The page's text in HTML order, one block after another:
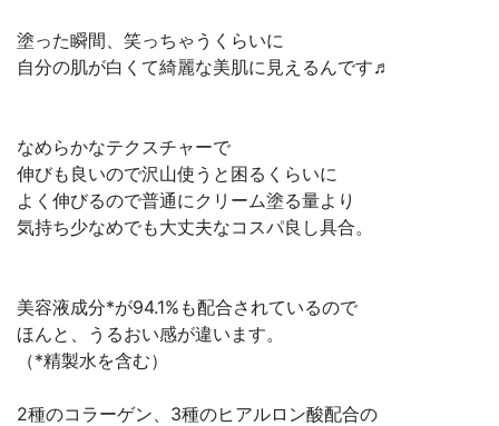
塗った瞬間、笑っちゃうくらいに
自分の肌が白くて綺麗な美肌に見えるんです♬
なめらかなテクスチャーで
伸びも良いので沢山使うと困るくらいに
よく伸びるので普通にクリーム塗る量より
気持ち少なめでも大丈夫なコスパ良し具合。
美容液成分*が94.1%も配合されているので
ほんと、うるおい感が違います。
（*精製水を含む）
2種のコラーゲン、3種のヒアルロン酸配合の